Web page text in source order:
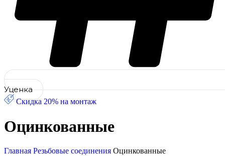
Уценка
Скидка 20% на монтаж
Оцинкованные
Главная Резьбовые соединения Оцинкованные